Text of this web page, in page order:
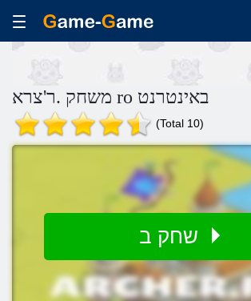
משחק .ר'צרא ro באינטרנט
(Total 10)